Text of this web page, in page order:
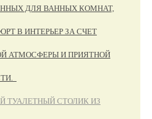
ДЛЯ ВАННЫХ КОМНАТ,
В ИНТЕРЬЕР ЗА СЧЕТ
АТМОСФЕРЫ И ПРИЯТНОЙ
ТУАЛЕТНЫЙ СТОЛИК ИЗ